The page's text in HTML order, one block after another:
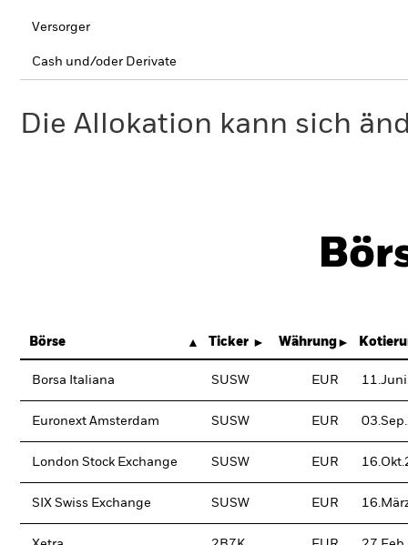
Versorger
Cash und/oder Derivate
Die Allokation kann sich
Börse Ticker Währung
Borsa Italiana SUSW EUR
Euronext Amsterdam SUSW EUR
London Stock Exchange SUSW EUR
SIX Swiss Exchange SUSW EUR